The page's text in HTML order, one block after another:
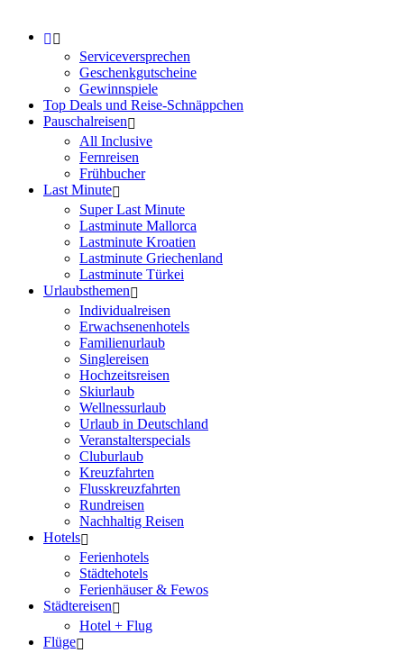
Serviceversprechen
Geschenkgutscheine
Gewinnspiele
Top Deals und Reise-Schnäppchen
Pauschalreisen
All Inclusive
Fernreisen
Frühbucher
Last Minute
Super Last Minute
Lastminute Mallorca
Lastminute Kroatien
Lastminute Griechenland
Lastminute Türkei
Urlaubsthemen
Individualreisen
Erwachsenenhotels
Familienurlaub
Singlereisen
Hochzeitsreisen
Skiurlaub
Wellnessurlaub
Urlaub in Deutschland
Veranstalterspecials
Cluburlaub
Kreuzfahrten
Flusskreuzfahrten
Rundreisen
Nachhaltig Reisen
Hotels
Ferienhotels
Städtehotels
Ferienhäuser & Fewos
Städtereisen
Hotel + Flug
Flüge